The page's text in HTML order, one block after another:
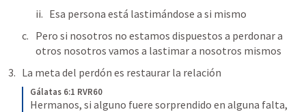
Esa persona está lastimándose a si mismo
Pero si nosotros no estamos dispuestos a perdonar a
otros nosotros vamos a lastimar a nosotros mismos
La meta del perdón es restaurar la relación
Gálatas 6:1 RVR60
Hermanos, si alguno fuere sorprendido en alguna falta,